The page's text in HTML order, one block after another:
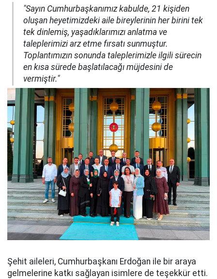
"Sayın Cumhurbaşkanımız kabulde, 21 kişiden
oluşan heyetimizdeki aile bireylerinin her birini tek
tek dinlemiş, yaşadıklarımızı anlatma ve
taleplerimizi arz etme fırsatı sunmuştur.
Toplantımızın sonunda taleplerimizle ilgili sürecin
en kısa sürede başlatılacağı müjdesini de
vermiştir."
Şehit aileleri, Cumhurbaşkanı Erdoğan ile bir araya
gelmelerine katkı sağlayan isimlere de teşekkür etti.